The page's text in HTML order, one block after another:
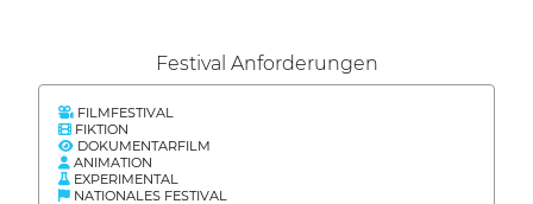
Festival Anforderungen
FILMFESTIVAL
FIKTION
DOKUMENTARFILM
ANIMATION
EXPERIMENTAL
NATIONALES FESTIVAL